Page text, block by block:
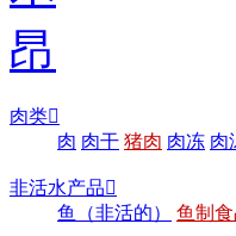
肉类
肉 肉干 猪肉 肉冻 肉
非活水产品
鱼（非活的）
鱼制